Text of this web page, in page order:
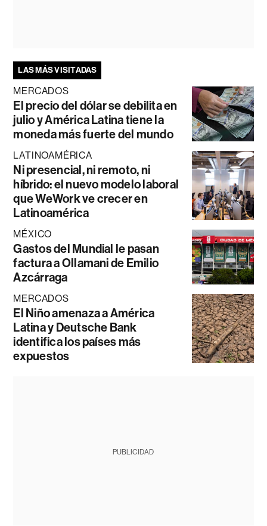
LAS MÁS VISITADAS
MERCADOS
El precio del dólar se debilita en
julio y América Latina tiene la
moneda más fuerte del mundo
LATINOAMÉRICA
Ni presencial, ni remoto, ni
híbrido: el nuevo modelo laboral
que WeWork ve crecer en
Latinoamérica
MÉXICO
Gastos del Mundial le pasan
factura a Ollamani de Emilio
Azcárraga
MERCADOS
El Niño amenaza a América
Latina y Deutsche Bank
identifica los países más
expuestos
PUBLICIDAD